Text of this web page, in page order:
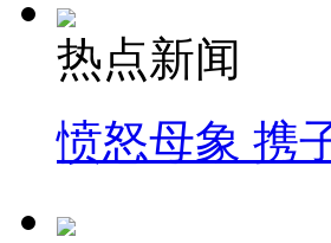
热点新闻
愤怒母象 携